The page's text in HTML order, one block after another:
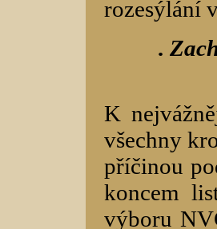
rozesýlání
.
K
všechny
příčinou
koncem
výboru